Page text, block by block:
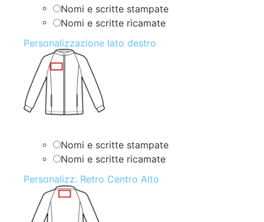
Nomi e scritte stampate
Nomi e scritte ricamate
Personalizzazione lato destro
Nomi e scritte stampate
Nomi e scritte ricamate
Personalizz. Retro Centro Alto